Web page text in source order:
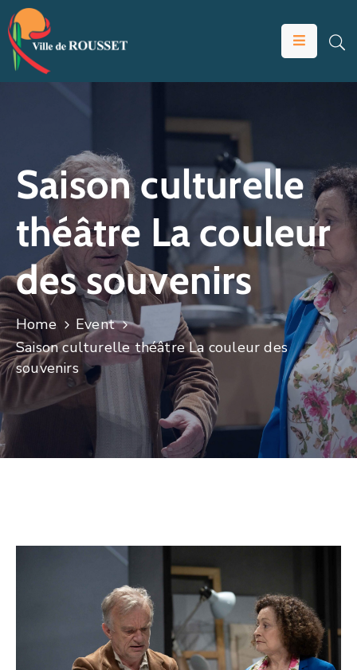
VOTRE
ROUSSET
ÉDUCATION
ET
JEUNESSE
SOLIDARITÉS
ÉCONOMIE
ANIMATION
CULTURE
SPORTS
Saison culturelle
théâtre La couleur
des souvenirs
Home
Event
Saison culturelle théâtre La couleur des
souvenirs